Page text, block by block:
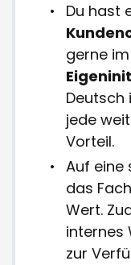
Du hast
gerne im
Deutsch
jede
Vorteil.
Auf eine
das
Wert.
internes
zur